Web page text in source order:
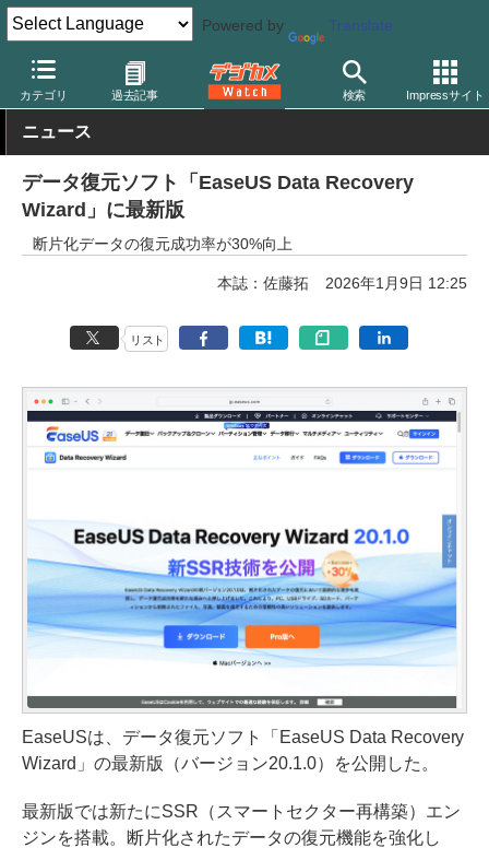
Powered by Translate
カテゴリ 過去記事 検索 Impressサイト
デジカメ Watch PC/モバイル関連 アプリ/ソフトウェア
ニュース
データ復元ソフト「EaseUS Data Recovery
Wizard」に最新版
断片化データの復元成功率が30%向上
本誌：佐藤拓 2026年1月9日 12:25
リスト
EaseUSは、データ復元ソフト「EaseUS Data Recovery
Wizard」の最新版（バージョン20.1.0）を公開した。
最新版では新たにSSR（スマートセクター再構築）エン
ジンを搭載。断片化されたデータの復元機能を強化し